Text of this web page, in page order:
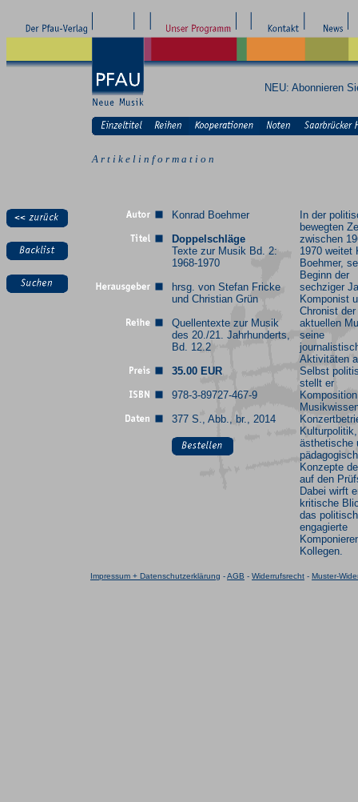
NEU: Abonnieren
A r t i k e l i n f o r m a t i o n
Konrad Boehmer
Doppelschläge
Texte zur Musik Bd. 2:
1968-1970
hrsg. von Stefan Fricke
und Christian Grün
Quellentexte zur Musik
des 20./21. Jahrhunderts,
Bd. 12.2
35.00 EUR
978-3-89727-467-9
377 S., Abb., br., 2014
In der
bewegten
zwischen
1970 weitet
Boehmer,
Beginn der
sechziger
Komponist
Chronist der
aktuellen
seine
Aktivitäten
Selbst
stellt er
Kulturpolitik,
ästhetische
Konzepte
auf den
Dabei wirft
kritische
das politisch
engagierte
Kollegen.
Impressum + Datenschutzerklärung -AGB - Widerrufsrecht - Muster-